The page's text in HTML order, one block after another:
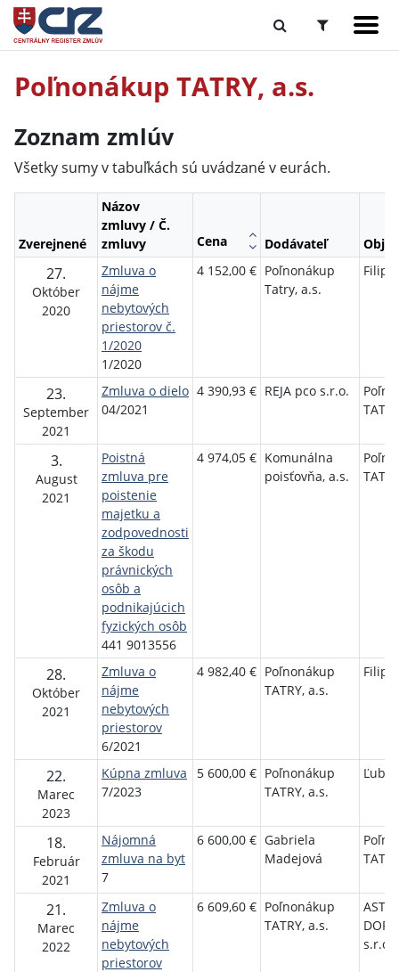
Poľnonákup TATRY, a.s.
Zoznam zmlúv
Všetky sumy v tabuľkách sú uvádzané v eurách.
Zverejnené
Názov
zmluvy / Č.
zmluvy
Cena Dodávateľ
27.
Október
2020
Zmluva o
nájme
nebytových
priestorov č.
1/2020
1/2020
4 152,00 € Poľnonákup
Tatry, a.s.
Filip
23.
September
2021
Zmluva o dielo
04/2021
4 390,93 € REJA pco s.r.o.
3.
August
2021
Poistná
zmluva pre
poistenie
majetku a
zodpovednosti
za škodu
právnických
osôb a
podnikajúcich
fyzických osôb
441 9013556
4 974,05 € Komunálna
poisťovňa, a.s.
28.
Október
2021
Zmluva o
nájme
nebytových
priestorov
6/2021
4 982,40 € Poľnonákup
TATRY, a.s.
Filip
22.
Marec
2023
Kúpna zmluva
7/2023
5 600,00 € Poľnonákup
TATRY, a.s.
18.
Február
2021
Nájomná
zmluva na byt
7
6 600,00 € Gabriela
Madejová
21.
Marec
2022
Zmluva o
nájme
nebytových
priestorov
6 609,60 € Poľnonákup
TATRY, a.s.
s.r.o.